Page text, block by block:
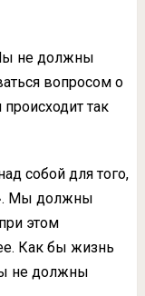
не должны
вопросом о
так
собой для того,
Мы должны
этом
Как бы жизнь
не должны